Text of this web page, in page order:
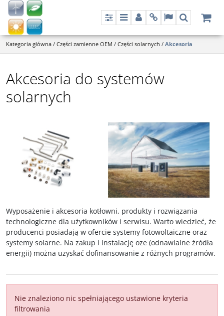
PanelMenuPanelInfoLangSzukaj
Kategoria główna / Części zamienne OEM / Części solarnych / Akcesoria
Akcesoria do systemów
solarnych
Wyposażenie i akcesoria kotłowni, produkty i rozwiązania
technologiczne dla użytkowników i serwisu. Warto wiedzieć, że
producenci posiadają w ofercie systemy fotowoltaiczne oraz
systemy solarne. Na zakup i instalację oze (odnawialne źródła
energii) można uzyskać dofinansowanie z różnych programów.
Nie znaleziono nic spełniającego ustawione kryteria
filtrowania